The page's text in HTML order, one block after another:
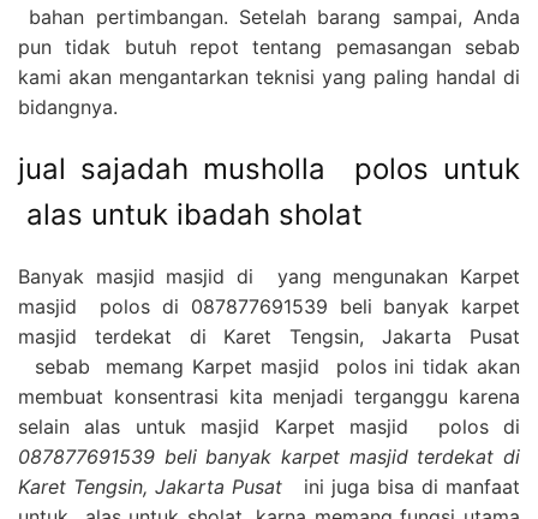
bahan pertimbangan. Setelah barang sampai, Anda
pun tidak butuh repot tentang pemasangan sebab
kami akan mengantarkan teknisi yang paling handal di
bidangnya.
jual sajadah musholla polos untuk
alas untuk ibadah sholat
Banyak masjid masjid di yang mengunakan Karpet
masjid polos di 087877691539 beli banyak karpet
masjid terdekat di Karet Tengsin, Jakarta Pusat
sebab memang Karpet masjid polos ini tidak akan
membuat konsentrasi kita menjadi terganggu karena
selain alas untuk masjid Karpet masjid polos di
087877691539 beli banyak karpet masjid terdekat di
Karet Tengsin, Jakarta Pusat
ini juga bisa di manfaat